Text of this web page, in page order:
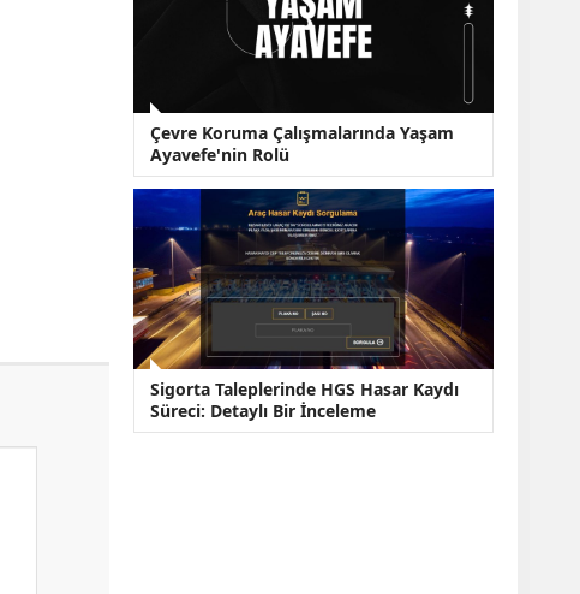
Çevre Koruma Çalışmalarında Yaşam
Ayavefe'nin Rolü
Sigorta Taleplerinde HGS Hasar Kaydı
Süreci: Detaylı Bir İnceleme